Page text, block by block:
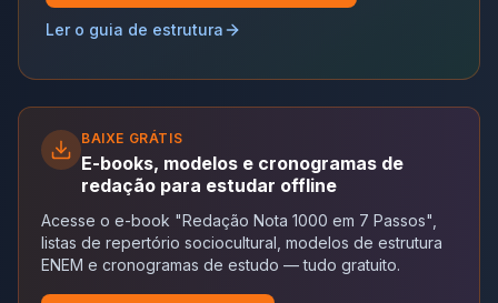
Ler o guia de estrutura
BAIXE GRÁTIS
E-books, modelos e cronogramas de
redação para estudar offline
Acesse o e-book "Redação Nota 1000 em 7 Passos",
listas de repertório sociocultural, modelos de estrutura
ENEM e cronogramas de estudo — tudo gratuito.